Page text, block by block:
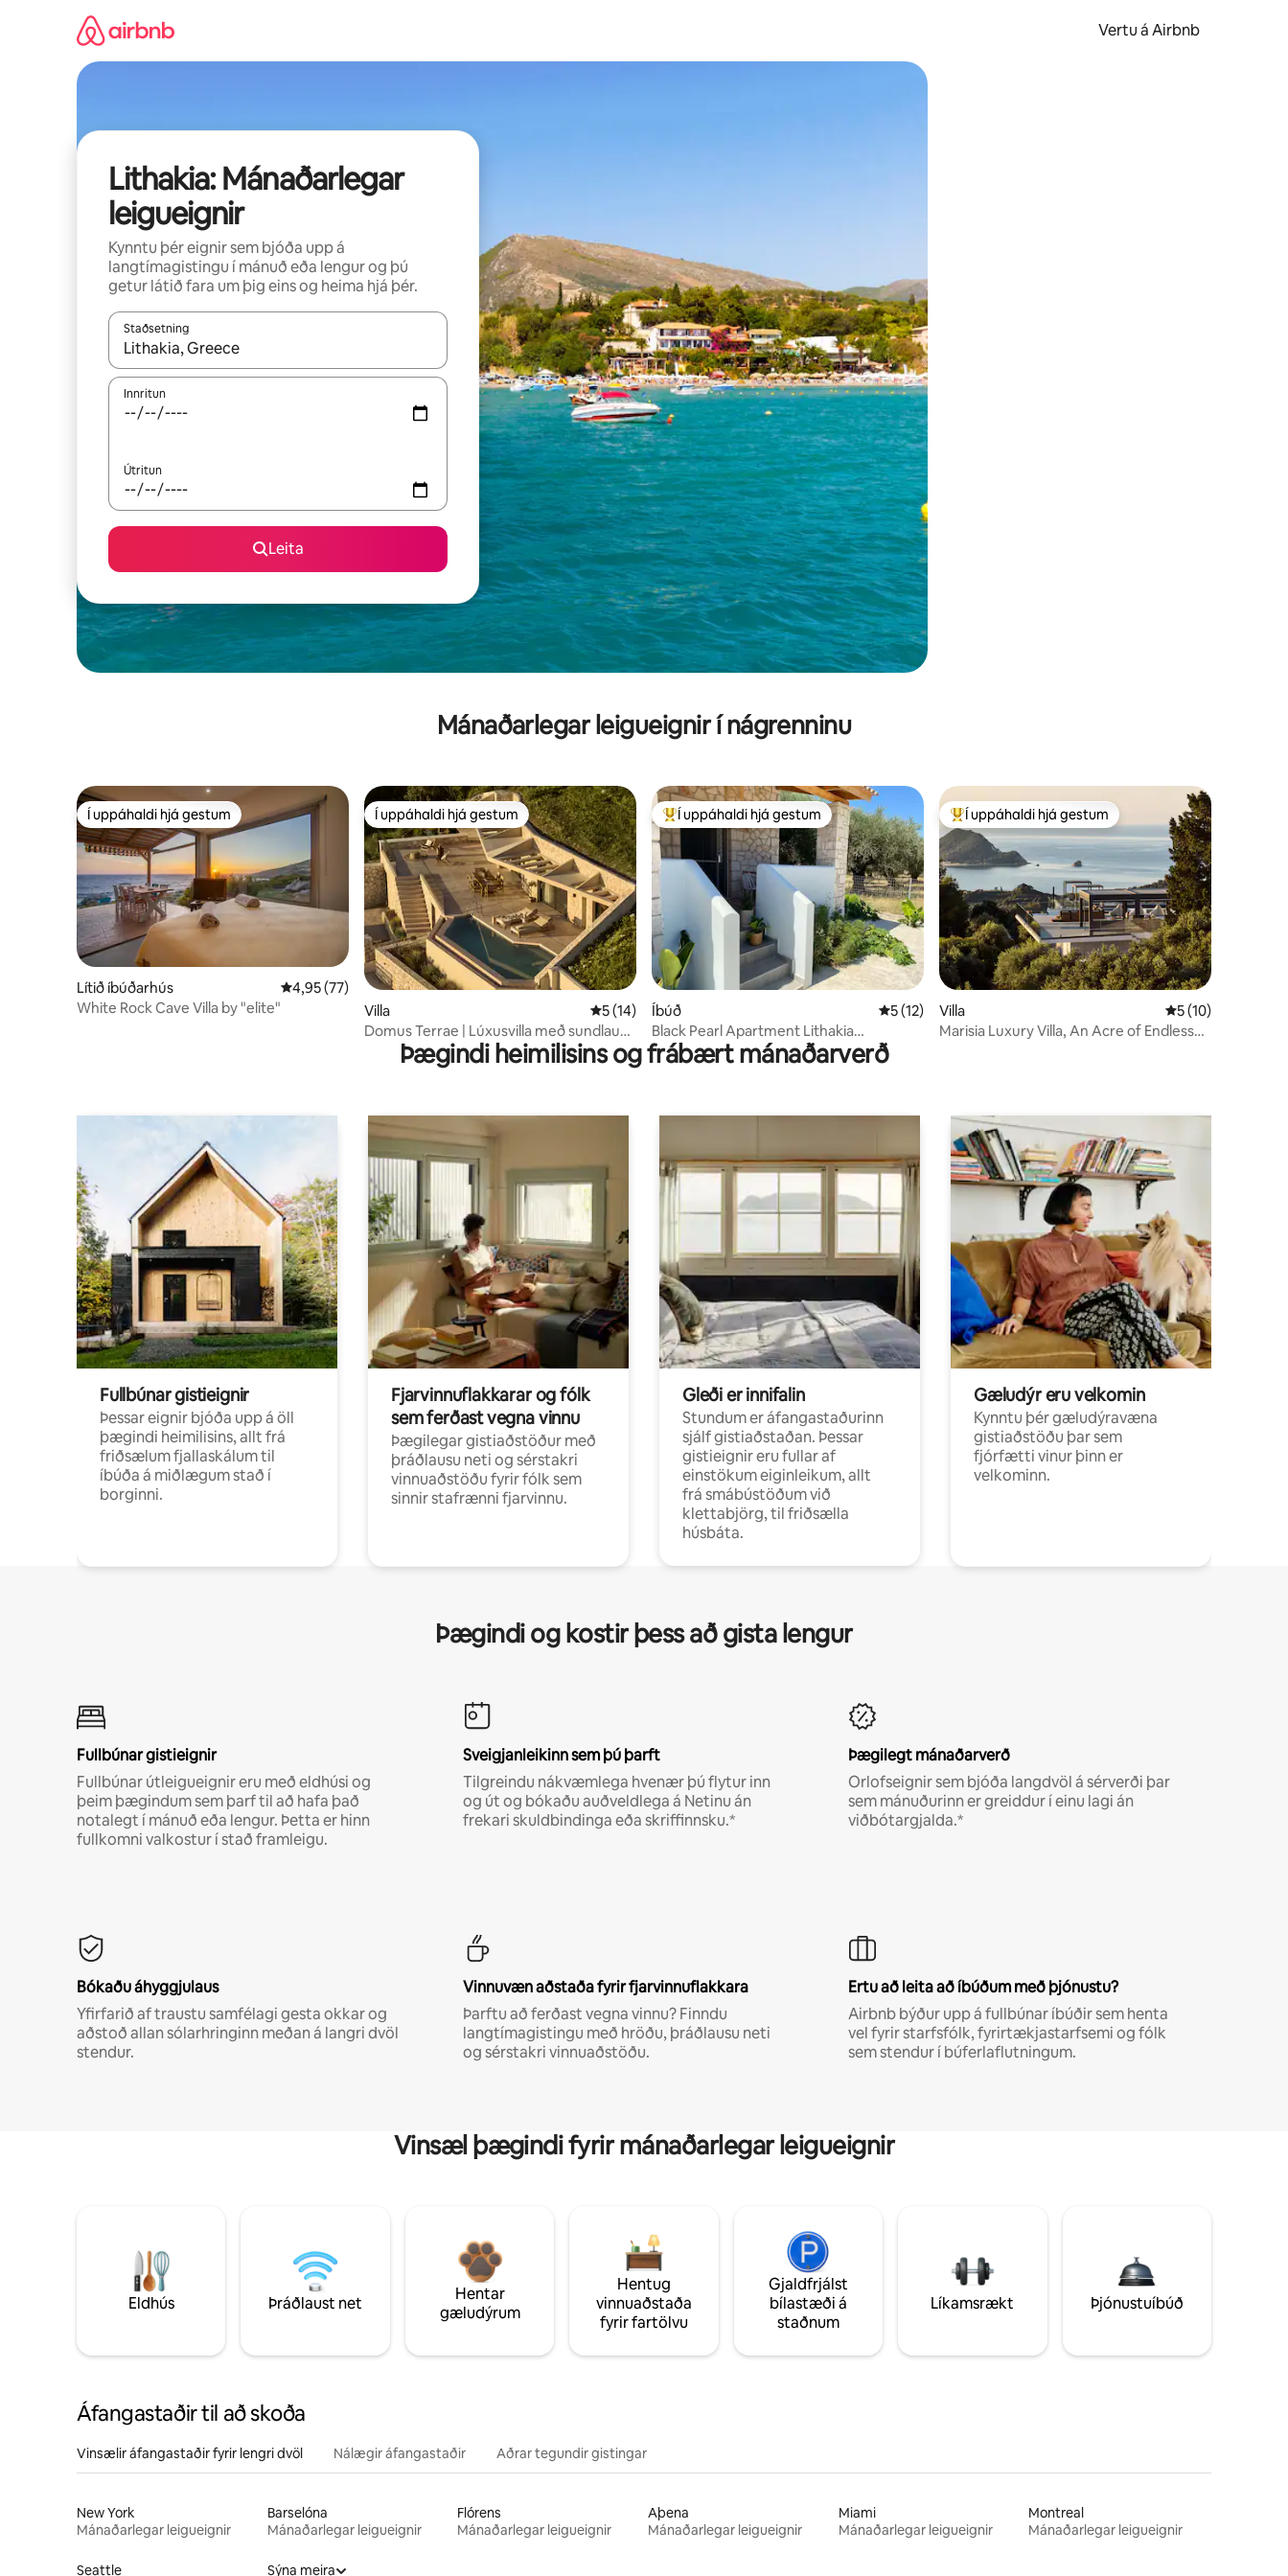
Vertu á Airbnb
Lithakia: Mánaðarlegar
leigueignir
Kynntu þér eignir sem bjóða upp á
langtímagistingu í mánuð eða lengur og þú
getur látið fara um þig eins og heima hjá þér.
Staðsetning
Þegar niðurstöður liggja fyrir skaltu nota upp og niður örvalyklana eða skoða með því að snerta eða strjúka.
Innritun
Útritun
Leita
Mánaðarlegar leigueignir í nágrenninu
Í uppáhaldi hjá gestum
Í uppáhaldi hjá gestum
Lítið íbúðarhús 4,95 af 5 í meðaleinkunn, 77 umsagnir
4,95 (77)
White Rock Cave Villa by "elite"
Í uppáhaldi hjá gestum
Í uppáhaldi hjá gestum
Villa 5 af 5 í meðaleinkunn, 14 umsagnir
5 (14)
Domus Terrae | Lúxusvilla með sundlaug,
gufubaði og líkamsrækt
Í mestu uppáhaldi hjá gestum
Í uppáhaldi hjá gestum
Íbúð 5 af 5 í meðaleinkunn, 12 umsagnir
5 (12)
Black Pearl Apartment Lithakia
Zakynthos
Í mestu uppáhaldi hjá gestum
Í uppáhaldi hjá gestum
Villa 5 af 5 í
5 (10)
Marisia Luxury Villa, An Acre of Endless
Þægindi heimilisins og frábært mánaðarverð
Fullbúnar gistieignir
Þessar eignir bjóða upp á öll
þægindi heimilisins, allt frá
friðsælum fjallaskálum til
íbúða á miðlægum stað í
borginni.
Fjarvinnuflakkarar og fólk
sem ferðast vegna vinnu
Þægilegar gistiaðstöður með
þráðlausu neti og sérstakri
vinnuaðstöðu fyrir fólk sem
sinnir stafrænni fjarvinnu.
Gleði er innifalin
Stundum er áfangastaðurinn
sjálf gistiaðstaðan. Þessar
gistieignir eru fullar af
einstökum eiginleikum, allt
frá smábústöðum við
klettabjörg, til friðsælla
húsbáta.
Gæludýr eru velkomin
Kynntu þér gæludýravæna
gistiaðstöðu þar sem
fjórfætti vinur þinn er
velkominn.
Þægindi og kostir þess að gista lengur
Fullbúnar gistieignir
Fullbúnar útleigueignir eru með eldhúsi og
þeim þægindum sem þarf til að hafa það
notalegt í mánuð eða lengur. Þetta er hinn
fullkomni valkostur í stað framleigu.
Sveigjanleikinn sem þú þarft
Tilgreindu nákvæmlega hvenær þú flytur inn
og út og bókaðu auðveldlega á Netinu án
frekari skuldbindinga eða skriffinnsku.*
Þægilegt mánaðarverð
Orlofseignir sem bjóða langdvöl á sérverði þar
sem mánuðurinn er greiddur í einu lagi án
viðbótargjalda.*
Bókaðu áhyggjulaus
Yfirfarið af traustu samfélagi gesta okkar og
aðstoð allan sólarhringinn meðan á langri dvöl
stendur.
Vinnuvæn aðstaða fyrir fjarvinnuflakkara
Þarftu að ferðast vegna vinnu? Finndu
langtímagistingu með hröðu, þráðlausu neti
og sérstakri vinnuaðstöðu.
Ertu að leita að íbúðum með þjónustu?
Airbnb býður upp á fullbúnar íbúðir sem henta
vel fyrir starfsfólk, fyrirtækjastarfsemi og fólk
sem stendur í búferlaflutningum.
Vinsæl þægindi fyrir mánaðarlegar leigueignir
Eldhús Þráðlaust net
Hentar
gæludýrum
Hentug
vinnuaðstaða
fyrir fartölvu
Gjaldfrjálst
bílastæði á
staðnum
Líkamsrækt Þjónustuíbúð
Áfangastaðir til að skoða
Vinsælir áfangastaðir fyrir lengri dvöl Nálægir áfangastaðir Aðrar tegundir gistingar
New York
Mánaðarlegar leigueignir
Barselóna
Mánaðarlegar leigueignir
Flórens
Mánaðarlegar leigueignir
Aþena
Mánaðarlegar leigueignir
Miami
Mánaðarlegar leigueignir
Montreal
Mánaðarlegar leigueignir
Seattle Sýna meira